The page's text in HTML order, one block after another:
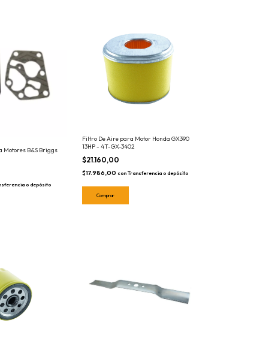
B&S Briggs
o depósito
Filtro De Aire para Motor Honda GX390
13HP - 4T-GX-3402
$21.160,00
$17.986,00 con Transferencia o depósito